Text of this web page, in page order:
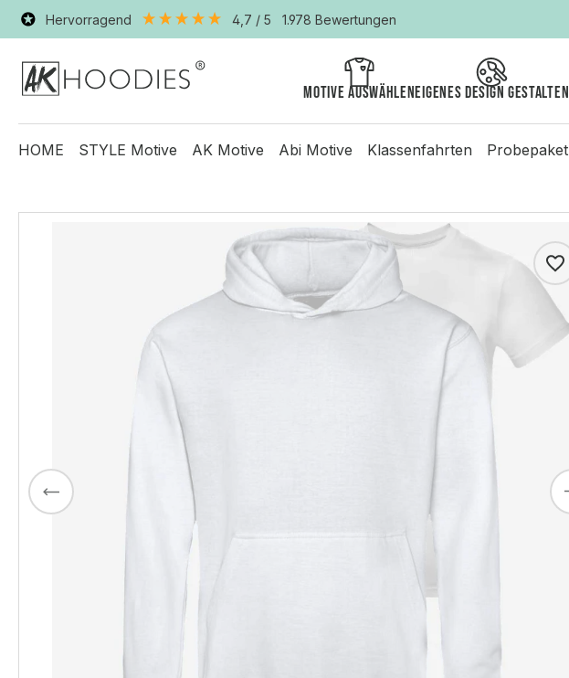
Hervorragend 4,7 / 5 1.978 Bewertungen
Motive auswählenEigenes Design gestalten
HOME STYLE Motive AK Motive Abi Motive Klassenfahrten Probepaket